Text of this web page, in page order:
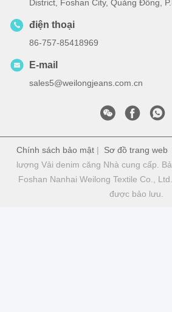
District, Foshan City, Quảng Đông,
điện thoại
86-757-85418969
E-mail
sales5@weilongjeans.com.cn
Chính sách bảo mật | Sơ đồ trang web
lượng Vải denim căng Nhà cung cấp.
Foshan Nanhai Weilong Textile Co.,
được bảo lưu.